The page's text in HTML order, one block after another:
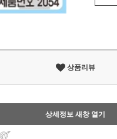
상품리뷰
상세정보 새창 열기